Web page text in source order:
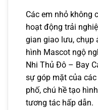
Các em nhỏ không
hoạt động trải
gian giao lưu, chụp
hình Mascot ngộ
Nhi Thủ Đô – Bay
sự góp mặt của
phố, chú hề tạo
tương tác hấp dẫn.